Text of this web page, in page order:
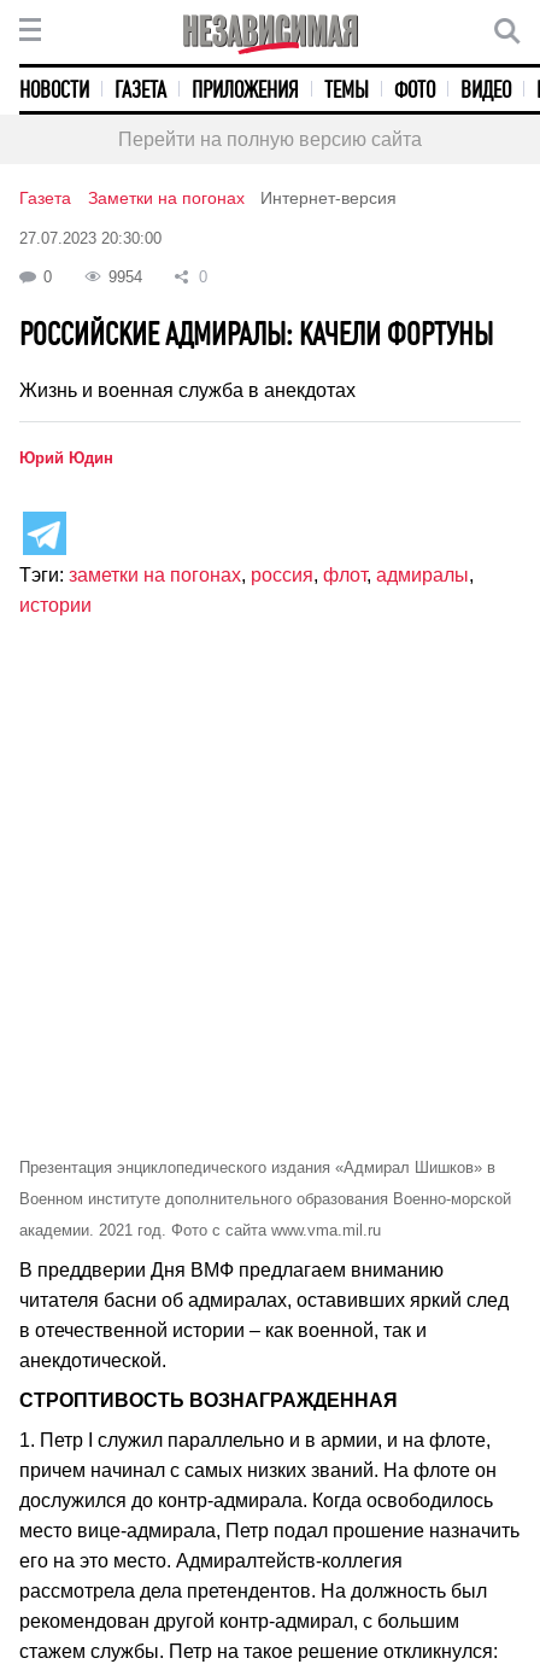
НОВОСТИ ГАЗЕТА ПРИЛОЖЕНИЯ ТЕМЫ ФОТО ВИДЕО
Перейти на полную версию сайта
Газета Заметки на погонах Интернет-версия
27.07.2023 20:30:00
0 9954 0
РОССИЙСКИЕ АДМИРАЛЫ: КАЧЕЛИ ФОРТУНЫ
Жизнь и военная служба в анекдотах
Юрий Юдин
Тэги: заметки на погонах, россия, флот, адмиралы,
истории
Презентация энциклопедического издания «Адмирал Шишков» в
Военном институте дополнительного образования Военно-морской
академии. 2021 год. Фото с сайта www.vma.mil.ru
В преддверии Дня ВМФ предлагаем вниманию
читателя басни об адмиралах, оставивших яркий след
в отечественной истории – как военной, так и
анекдотической.
СТРОПТИВОСТЬ ВОЗНАГРАЖДЕННАЯ
1. Петр I служил параллельно и в армии, и на флоте,
причем начинал с самых низких званий. На флоте он
дослужился до контр-адмирала. Когда освободилось
место вице-адмирала, Петр подал прошение назначить
его на это место. Адмиралтейств-коллегия
рассмотрела дела претендентов. На должность был
рекомендован другой контр-адмирал, с большим
стажем службы. Петр на такое решение откликнулся: